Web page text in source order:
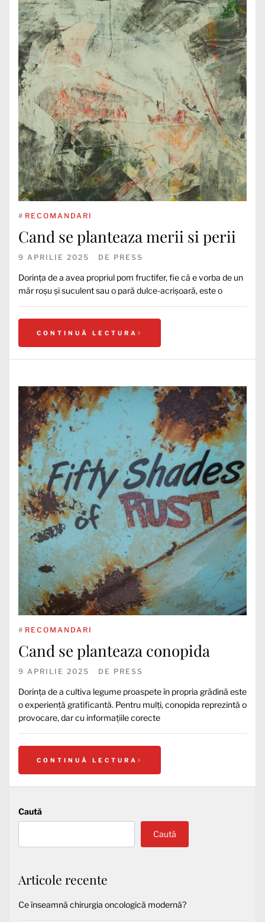
# RECOMANDARI
Cand se planteaza merii si perii
9 APRILIE 2025 DE PRESS
Dorința de a avea propriul pom fructifer, fie că e vorba de un
măr roșu și suculent sau o pară dulce-acrișoară, este o
CONTINUĂ LECTURA
# RECOMANDARI
Cand se planteaza conopida
9 APRILIE 2025 DE PRESS
Dorința de a cultiva legume proaspete în propria grădină este
o experiență gratificantă. Pentru mulți, conopida reprezintă o
provocare, dar cu informațiile corecte
CONTINUĂ LECTURA
Caută
Caută
Articole recente
Ce înseamnă chirurgia oncologică modernă?